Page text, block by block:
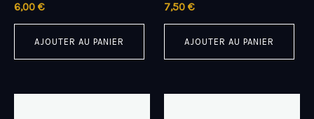
6,00 €
AJOUTER AU PANIER
7,50 €
AJOUTER AU PANIER